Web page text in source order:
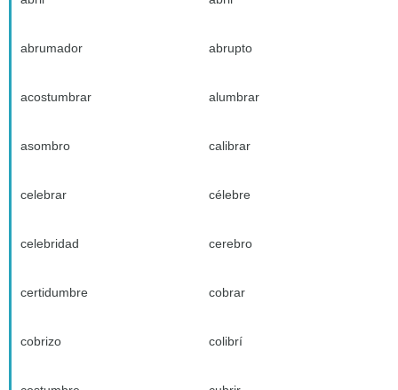
abrumador abrupto
acostumbrar alumbrar
asombro calibrar
celebrar célebre
celebridad cerebro
certidumbre cobrar
cobrizo colibrí